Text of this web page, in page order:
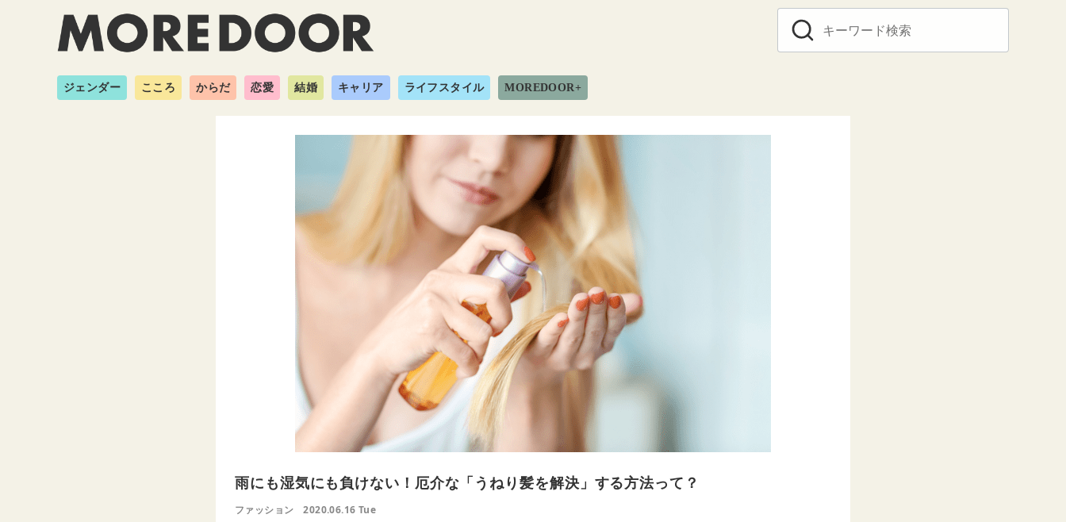
ジェンダー こころ からだ 恋愛 結婚 キャリア ライフスタイル MOREDOOR+
雨にも湿気にも負けない！厄介な「うねり髪を解決」する方法って？
ファッション 2020.06.16 Tue